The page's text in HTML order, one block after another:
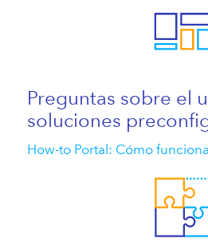
Preguntas sobre el
soluciones
How-to Portal: Cómo